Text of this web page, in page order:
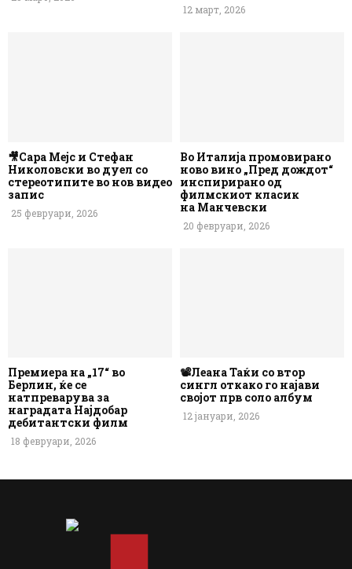
12 март, 2026
🎥Сара Мејс и Стефан
Николовски во дуел со
стереотипите во нов видео
запис
25 февруари, 2026
Во Италија промовирано
ново вино „Пред дождот“
инспирирано од
филмскиот класик
на Манчевски
20 февруари, 2026
Премиера на „17“ во
Берлин, ќе се
натпреварува за
наградата Најдобар
дебитантски филм
18 февруари, 2026
📽️Леана Таќи со втор
сингл откако го најави
својот прв соло албум
12 јануари, 2026